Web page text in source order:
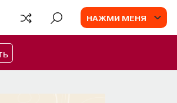
НАЖМИ МЕНЯ